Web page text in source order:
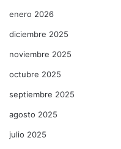
enero 2026
diciembre 2025
noviembre 2025
octubre 2025
septiembre 2025
agosto 2025
julio 2025